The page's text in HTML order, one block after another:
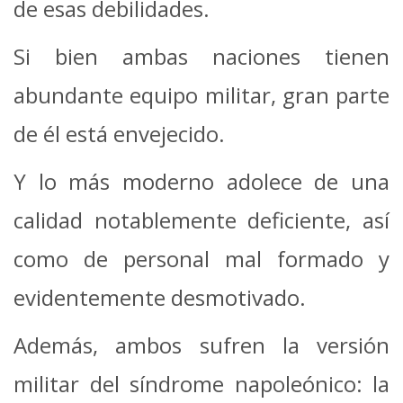
de esas debilidades.
Si bien ambas naciones tienen
abundante equipo militar, gran parte
de él está envejecido.
Y lo más moderno adolece de una
calidad notablemente deficiente, así
como de personal mal formado y
evidentemente desmotivado.
Además, ambos sufren la versión
militar del síndrome napoleónico: la